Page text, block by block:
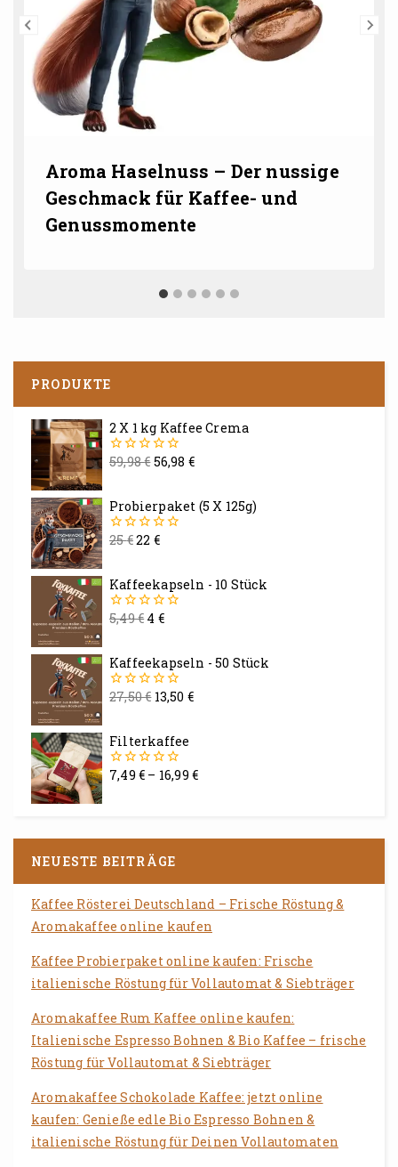
Aroma Haselnuss – Der nussige
Geschmack für Kaffee- und
Genussmomente
PRODUKTE
2 X 1 kg Kaffee Crema
0
59,98€56,98 €
Probierpaket (5 X 125g)
0
25€22 €
Kaffeekapseln - 10 Stück
0
5,49€4 €
Kaffeekapseln - 50 Stück
0
27,50€ 13,50 €
Filterkaffee
0
7,49 € – 16,99€
NEUESTE BEITRÄGE
Kaffee Rösterei Deutschland – Frische Röstung &
Aromakaffee online kaufen
Kaffee Probierpaket online kaufen: Frische
italienische Röstung für Vollautomat & Siebträger
Aromakaffee Rum Kaffee online kaufen:
Italienische Espresso Bohnen & Bio Kaffee – frische
Röstung für Vollautomat & Siebträger
Aromakaffee Schokolade Kaffee: jetzt online
kaufen: Genieße edle Bio Espresso Bohnen &
italienische Röstung für Deinen Vollautomaten